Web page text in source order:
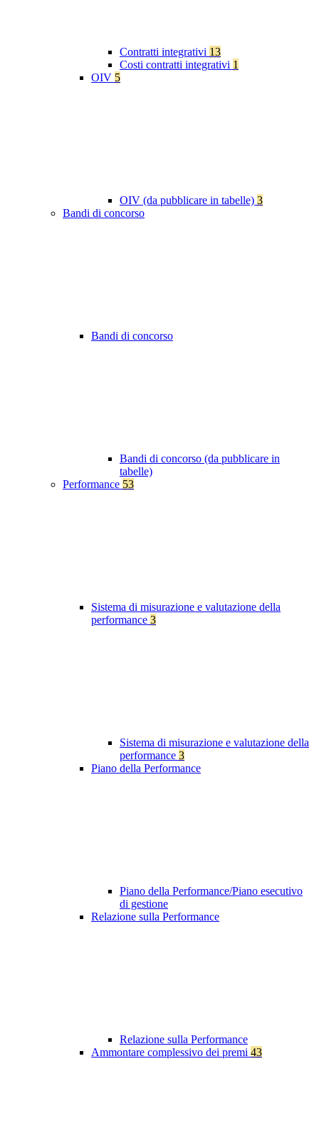
Contratti integrativi 13
Costi contratti integrativi 1
OIV 5
OIV (da pubblicare in tabelle) 3
Bandi di concorso
Bandi di concorso
Bandi di concorso (da pubblicare in
tabelle)
Performance 53
Sistema di misurazione e valutazione della
performance 3
Sistema di misurazione e valutazione della
performance 3
Piano della Performance
Piano della Performance/Piano esecutivo
di gestione
Relazione sulla Performance
Relazione sulla Performance
Ammontare complessivo dei premi 43